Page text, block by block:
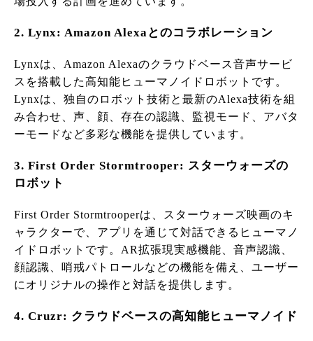
2. Lynx: Amazon Alexaとのコラボレーション
Lynxは、Amazon Alexaのクラウドベース音声サービ
スを搭載した高知能ヒューマノイドロボットです。
Lynxは、独自のロボット技術と最新のAlexa技術を組
み合わせ、声、顔、存在の認識、監視モード、アバタ
ーモードなど多彩な機能を提供しています。
3. First Order Stormtrooper: スターウォーズの
ロボット
First Order Stormtrooperは、スターウォーズ映画のキ
ャラクターで、アプリを通じて対話できるヒューマノ
イドロボットです。AR拡張現実感機能、音声認識、
顔認識、哨戒パトロールなどの機能を備え、ユーザー
にオリジナルの操作と対話を提供します。
4. Cruzr: クラウドベースの高知能ヒューマノイド